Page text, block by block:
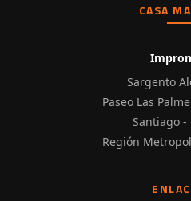
CASA
Sargento
Paseo Las
Santiago -
Región